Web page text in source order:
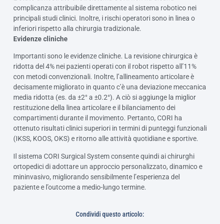
complicanza attribuibile direttamente al sistema robotico nei
principali studi clinici. Inoltre, i rischi operatori sono in linea o
inferiori rispetto alla chirurgia tradizionale.
Evidenze cliniche
Importanti sono le evidenze cliniche. La revisione chirurgica è
ridotta del 4% nei pazienti operati con il robot rispetto all’11%
con metodi convenzionali. Inoltre, l’allineamento articolare è
decisamente migliorato in quanto c’è una deviazione meccanica
media ridotta (es. da ±2° a ±0.2°). A ciò si aggiunge la miglior
restituzione della linea articolare e il bilanciamento dei
compartimenti durante il movimento. Pertanto, CORI ha
ottenuto risultati clinici superiori in termini di punteggi funzionali
(IKSS, KOOS, OKS) e ritorno alle attività quotidiane e sportive.
Il sistema CORI Surgical System consente quindi ai chirurghi
ortopedici di adottare un approccio personalizzato, dinamico e
mininvasivo, migliorando sensibilmente l’esperienza del
paziente e l’outcome a medio-lungo termine.
Condividi questo articolo: